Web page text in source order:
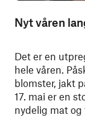
Nyt våren
Det er en
hele våren.
blomster, jakt
17. mai er en
nydelig mat